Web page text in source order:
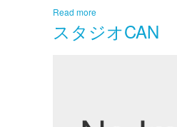
Read more
スタジオCAN